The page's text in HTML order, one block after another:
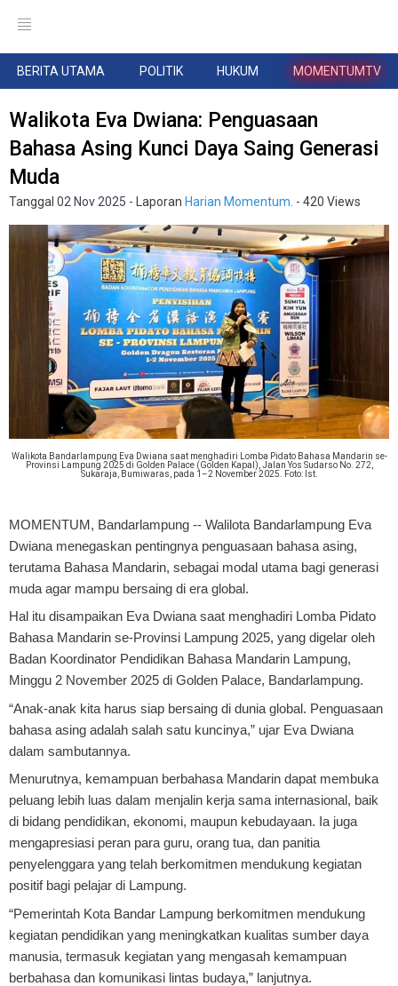
BERITA UTAMA POLITIK HUKUM MOMENTUMTV
Walikota Eva Dwiana: Penguasaan
Bahasa Asing Kunci Daya Saing Generasi
Muda
Tanggal 02 Nov 2025 - Laporan Harian Momentum. - 420 Views
Walikota Bandarlampung Eva Dwiana saat menghadiri Lomba Pidato Bahasa Mandarin se-
Provinsi Lampung 2025 di Golden Palace (Golden Kapal), Jalan Yos Sudarso No. 272,
Sukaraja, Bumiwaras, pada 1–2 November 2025. Foto: Ist.
MOMENTUM, Bandarlampung -- Walilota Bandarlampung Eva
Dwiana menegaskan pentingnya penguasaan bahasa asing,
terutama Bahasa Mandarin, sebagai modal utama bagi generasi
muda agar mampu bersaing di era global.
Hal itu disampaikan Eva Dwiana saat menghadiri Lomba Pidato
Bahasa Mandarin se-Provinsi Lampung 2025, yang digelar oleh
Badan Koordinator Pendidikan Bahasa Mandarin Lampung,
Minggu 2 November 2025 di Golden Palace, Bandarlampung.
“Anak-anak kita harus siap bersaing di dunia global. Penguasaan
bahasa asing adalah salah satu kuncinya,” ujar Eva Dwiana
dalam sambutannya.
Menurutnya, kemampuan berbahasa Mandarin dapat membuka
peluang lebih luas dalam menjalin kerja sama internasional, baik
di bidang pendidikan, ekonomi, maupun kebudayaan. Ia juga
mengapresiasi peran para guru, orang tua, dan panitia
penyelenggara yang telah berkomitmen mendukung kegiatan
positif bagi pelajar di Lampung.
“Pemerintah Kota Bandar Lampung berkomitmen mendukung
kegiatan pendidikan yang meningkatkan kualitas sumber daya
manusia, termasuk kegiatan yang mengasah kemampuan
berbahasa dan komunikasi lintas budaya,” lanjutnya.